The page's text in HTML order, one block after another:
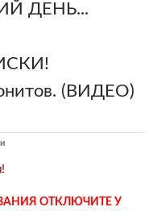
ДЕНЬ...
(ВИДЕО)
ОТКЛЮЧИТЕ У